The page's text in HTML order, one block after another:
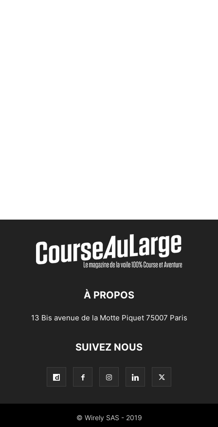
À PROPOS
13 Bis avenue de la Motte Piquet 75007 Paris
SUIVEZ NOUS
© Wirely SAS - 2019